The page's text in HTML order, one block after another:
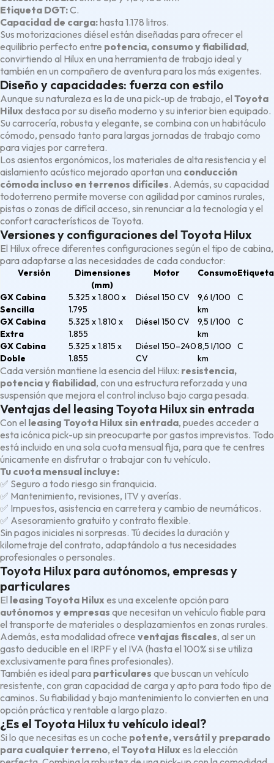
Etiqueta DGT:C.
Capacidad de carga:hasta 1.178 litros.
Sus motorizaciones diésel están diseñadas para ofrecer el
equilibrio perfecto entre potencia, consumo y fiabilidad,
convirtiendo al Hilux en una herramienta de trabajo ideal y
también en un compañero de aventura para los más exigentes.
Diseño y capacidades: fuerza con estilo
Aunque su naturaleza es la de una pick-up de trabajo, el Toyota
Hiluxdestaca por su diseño moderno y su interior bien equipado.
Su carrocería, robusta y elegante, se combina con un habitáculo
cómodo, pensado tanto para largas jornadas de trabajo como
para viajes por carretera.
Los asientos ergonómicos, los materiales de alta resistencia y el
aislamiento acústico mejorado aportan una conducción
cómoda incluso en terrenos difíciles. Además, su capacidad
todoterreno permite moverse con agilidad por caminos rurales,
pistas o zonas de difícil acceso, sin renunciar a la tecnología y el
confort característicos de Toyota.
Versiones y configuraciones del Toyota Hilux
El Hilux ofrece diferentes configuraciones según el tipo de cabina,
para adaptarse a las necesidades de cada conductor:
Versión
Dimensiones
(mm)
Motor ConsumoEtiqueta
GX Cabina
Sencilla
5.325 x 1.800 x
1.795
Diésel 150 CV
9,6 l/100
km
C
GX Cabina
Extra
5.325 x 1.810 x
1.855
Diésel 150 CV
9,5 l/100
km
C
GX Cabina
Doble
5.325 x 1.815 x
1.855
Diésel 150–240
CV
8,5 l/100
km
C
Cada versión mantiene la esencia del Hilux: resistencia,
potencia y fiabilidad, con una estructura reforzada y una
suspensión que mejora el control incluso bajo carga pesada.
Ventajas del leasing Toyota Hilux sin entrada
Con el leasing Toyota Hilux sin entrada, puedes acceder a
esta icónica pick-up sin preocuparte por gastos imprevistos. Todo
está incluido en una sola cuota mensual fija, para que te centres
únicamente en disfrutar o trabajar con tu vehículo.
Tu cuota mensual incluye:
✅ Seguro a todo riesgo sin franquicia.
✅ Mantenimiento, revisiones, ITV y averías.
✅ Impuestos, asistencia en carretera y cambio de neumáticos.
✅ Asesoramiento gratuito y contrato flexible.
Sin pagos iniciales ni sorpresas. Tú decides la duración y
kilometraje del contrato, adaptándolo a tus necesidades
profesionales o personales.
Toyota Hilux para autónomos, empresas y
particulares
El leasing Toyota Hiluxes una excelente opción para
autónomos y empresas que necesitan un vehículo fiable para
el transporte de materiales o desplazamientos en zonas rurales.
Además, esta modalidad ofrece ventajas fiscales, al ser un
gasto deducible en el IRPF y el IVA (hasta el 100% si se utiliza
exclusivamente para fines profesionales).
También es ideal para particulares que buscan un vehículo
resistente, con gran capacidad de carga y apto para todo tipo de
caminos. Su fiabilidad y bajo mantenimiento lo convierten en una
opción práctica y rentable a largo plazo.
¿Es el Toyota Hilux tu vehículo ideal?
Si lo que necesitas es un coche potente, versátil y preparado
para cualquier terreno, el Toyota Hiluxes la elección